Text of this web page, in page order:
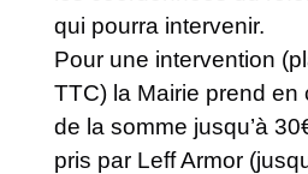
qui pourra intervenir.
Pour une intervention
TTC) la Mairie prend en
de la somme jusqu’à
pris par Leff Armor